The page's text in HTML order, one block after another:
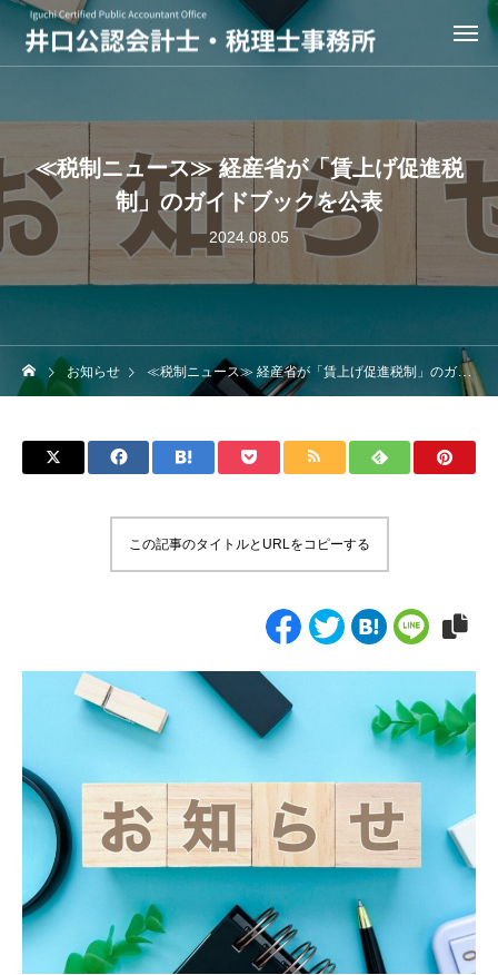
≪税制ニュース≫ 経産省が「賃上げ促進税
制」のガイドブックを公表
2024.08.05
お知らせ ≪税制ニュース≫ 経産省が「賃上げ促進税制」のガイドブックを公表
この記事のタイトルとURLをコピーする